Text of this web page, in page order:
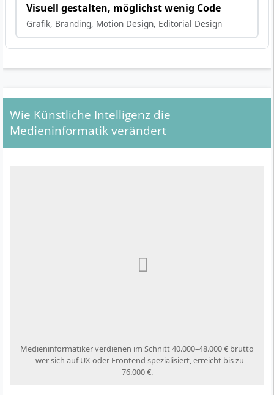
Visuell gestalten, möglichst wenig Code
Grafik, Branding, Motion Design, Editorial Design
Wie Künstliche Intelligenz die
Medieninformatik verändert
Medieninformatiker verdienen im Schnitt 40.000–48.000 € brutto
– wer sich auf UX oder Frontend spezialisiert, erreicht bis zu
76.000 €.